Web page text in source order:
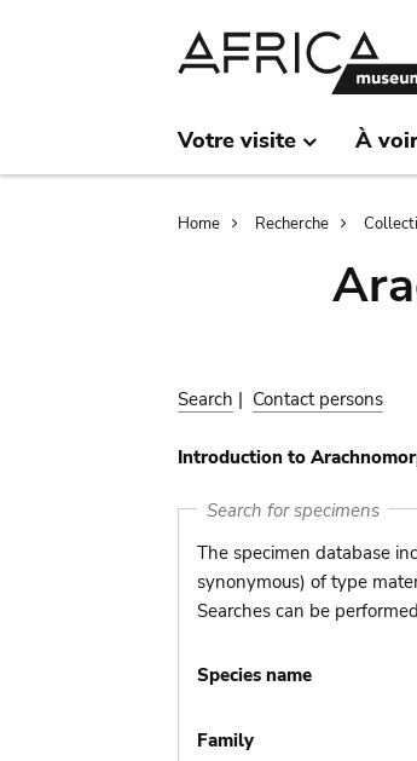
Votre visite À
Home Recherche
Search | Contact persons
Introduction to
Search for specimens
The specimen database
synonymous) of type
Searches can be
Species name
Family